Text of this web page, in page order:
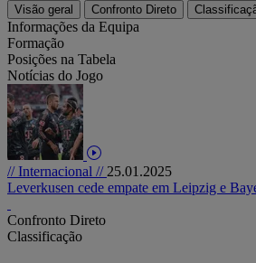
Visão geral Confronto Direto
Informações da Equipa
Formação
Posições na Tabela
Notícias do Jogo
// Internacional // 25.01.2025
Leverkusen cede empate em Leipzig e
Confronto Direto
Classificação